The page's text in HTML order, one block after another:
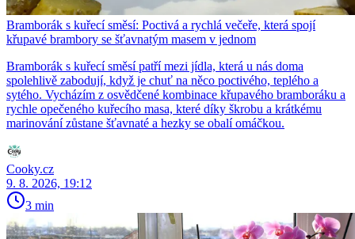
Bramborák s kuřecí směsí: Poctivá a rychlá večeře, která spojí
křupavé brambory se šťavnatým masem v jednom
Bramborák s kuřecí směsí patří mezi jídla, která u nás doma
spolehlivě zabodují, když je chuť na něco poctivého, teplého a
sytého. Vycházím z osvědčené kombinace křupavého bramboráku a
rychle opečeného kuřecího masa, které díky škrobu a krátkému
marinování zůstane šťavnaté a hezky se obalí omáčkou.
Cooky.cz
9. 8. 2026, 19:12
3 min